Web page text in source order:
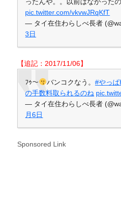
pic.twitter.com/vkvwJRqKfT
— タイ在住わらしべ長者
3日
【追記：2017/11/06】
ﾌｩ～ バンコクなう。#やっ
の手数料取られるのね
— タイ在住わらしべ長者
月6日
Sponsored Link